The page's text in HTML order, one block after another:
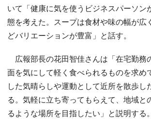
いて「健康に気を使うビジネスパーソン
態を考えた。スープは食材や味の幅が広
どバリエーションが豊富」と話す。
広報部長の花田智佳さんは「在宅勤務
面を気にして軽く食べられるものを求め
した気晴らしや運動として近所を散歩し
る。気軽に立ち寄ってもらえて、地域と
るような場所を目指したい」と説明する。